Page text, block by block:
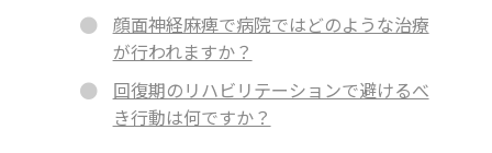
顔面神経麻痺で病院ではどのような治療
が行われますか？
回復期のリハビリテーションで避けるべ
き行動は何ですか？